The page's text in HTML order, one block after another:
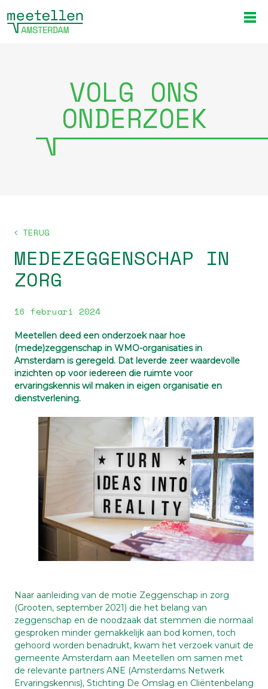
VOLG ONS
ONDERZOEK
TERUG
MEDEZEGGENSCHAP IN
ZORG
16 februari 2024
Meetellen deed een onderzoek naar hoe
(mede)zeggenschap in WMO-organisaties in
Amsterdam is geregeld. Dat leverde zeer waardevolle
inzichten op voor iedereen die ruimte voor
ervaringskennis wil maken in eigen organisatie en
dienstverlening.
Naar aanleiding van de motie Zeggenschap in zorg
(Grooten, september 2021) die het belang van
zeggenschap en de noodzaak dat stemmen die normaal
gesproken minder gemakkelijk aan bod komen, toch
gehoord worden benadrukt, kwam het verzoek vanuit de
gemeente Amsterdam aan Meetellen om samen met
de relevante partners ANE (Amsterdams Netwerk
Ervaringskennis), Stichting De Omslag en Cliëntenbelang